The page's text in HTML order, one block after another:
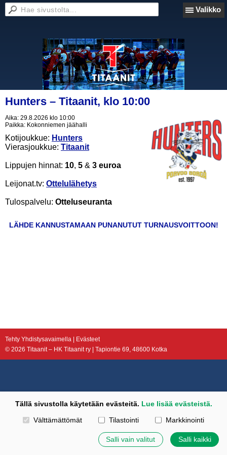
Valikko
Hunters – Titaanit, klo 10:00
Aika: 29.8.2026 klo 10:00
Paikka: Kokonniemen jäähalli
Kotijoukkue: Hunters
Vierasjoukkue: Titaanit
Lippujen hinnat: 10, 5 & 3 euroa
Leijonat.tv: Ottelulähetys
Tulospalvelu: Otteluseuranta
LÄHDE KANNUSTAMAAN PUNANUTUT TURNAUSVOITTOON!
Tehty Yhdistysavaimella
Evästeet
© 2026 Titaanit – HK Titaanit ry | Tapiontie 69, 48600 Kotka
Tällä sivustolla käytetään evästeitä. Lue lisää evästeistä.
Valitse käytettävät evästeet
Välttämättömät Tilastointi Markkinointi
Salli vain valitut Salli kaikki